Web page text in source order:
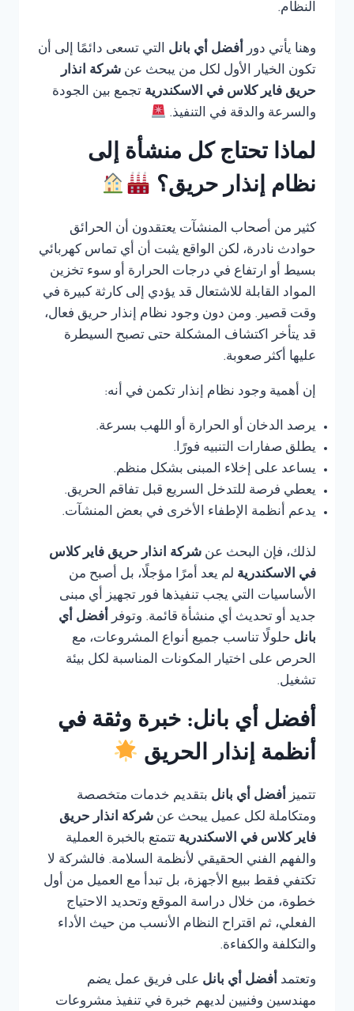
النظام.
وهنا يأتي دور أفضل أي بانل التي تسعى دائمًا إلى أن
تكون الخيار الأول لكل من يبحث عن شركة انذار
حريق فاير كلاس في الاسكندرية تجمع بين الجودة
والسرعة والدقة في التنفيذ.
لماذا تحتاج كل منشأة إلى
نظام إنذار حريق؟
كثير من أصحاب المنشآت يعتقدون أن الحرائق
حوادث نادرة، لكن الواقع يثبت أن أي تماس كهربائي
بسيط أو ارتفاع في درجات الحرارة أو سوء تخزين
المواد القابلة للاشتعال قد يؤدي إلى كارثة كبيرة في
وقت قصير. ومن دون وجود نظام إنذار حريق فعال،
قد يتأخر اكتشاف المشكلة حتى تصبح السيطرة
عليها أكثر صعوبة.
إن أهمية وجود نظام إنذار تكمن في أنه:
يرصد الدخان أو الحرارة أو اللهب بسرعة.
يطلق صفارات التنبيه فورًا.
يساعد على إخلاء المبنى بشكل منظم.
يعطي فرصة للتدخل السريع قبل تفاقم الحريق.
يدعم أنظمة الإطفاء الأخرى في بعض المنشآت.
لذلك، فإن البحث عن شركة انذار حريق فاير كلاس
في الاسكندرية لم يعد أمرًا مؤجلًا، بل أصبح من
الأساسيات التي يجب تنفيذها فور تجهيز أي مبنى
جديد أو تحديث أي منشأة قائمة. وتوفر أفضل أي
بانل حلولًا تناسب جميع أنواع المشروعات، مع
الحرص على اختيار المكونات المناسبة لكل بيئة
تشغيل.
أفضل أي بانل: خبرة وثقة في
أنظمة إنذار الحريق
تتميز أفضل أي بانل بتقديم خدمات متخصصة
ومتكاملة لكل عميل يبحث عن شركة انذار حريق
فاير كلاس في الاسكندرية تتمتع بالخبرة العملية
والفهم الفني الحقيقي لأنظمة السلامة. فالشركة لا
تكتفي فقط ببيع الأجهزة، بل تبدأ مع العميل من أول
خطوة، من خلال دراسة الموقع وتحديد الاحتياج
الفعلي، ثم اقتراح النظام الأنسب من حيث الأداء
والتكلفة والكفاءة.
وتعتمد أفضل أي بانل على فريق عمل يضم
مهندسين وفنيين لديهم خبرة في تنفيذ مشروعات